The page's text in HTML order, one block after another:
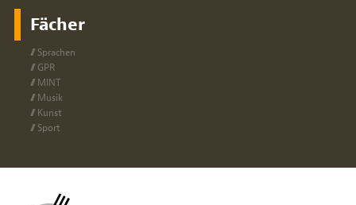
Fächer
Spra­chen
GPR
MINT
Mu­sik
Kunst
Sport